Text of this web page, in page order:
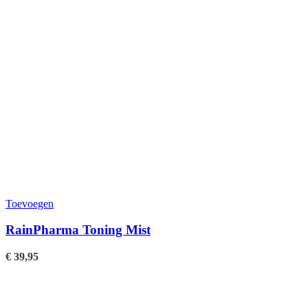
Toevoegen
RainPharma Toning Mist
€ 39,95